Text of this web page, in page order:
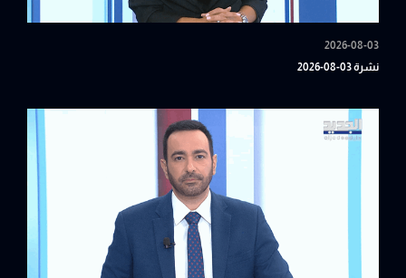
2026-08-03
نشرة 03-08-2026